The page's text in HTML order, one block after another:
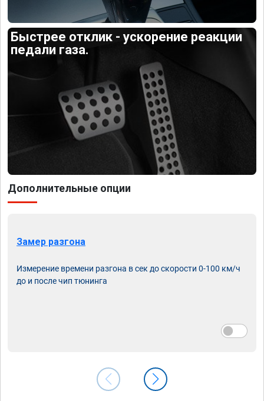
Быстрее отклик - ускорение реакции
педали газа.
Дополнительные опции
Замер разгона
Измерение времени разгона в сек до скорости 0-100 км/ч
до и после чип тюнинга